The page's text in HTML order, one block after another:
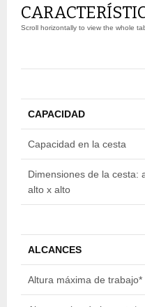
CAPACIDAD
Capacidad en la cesta
Dimensiones de la cesta:
alto x alto
ALCANCES
Altura máxima de trabajo*